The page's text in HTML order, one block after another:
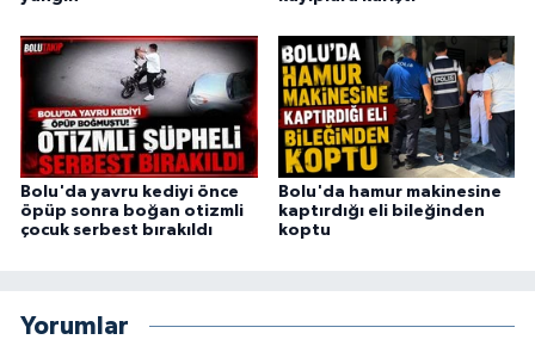
Bolu'da yavru kediyi önce
öpüp sonra boğan otizmli
çocuk serbest bırakıldı
Bolu'da hamur makinesine
kaptırdığı eli bileğinden
koptu
Yorumlar